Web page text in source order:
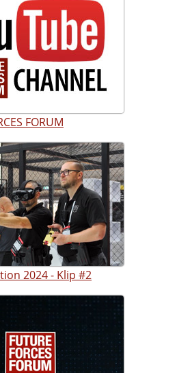
FORUM
2024 - Klip #2